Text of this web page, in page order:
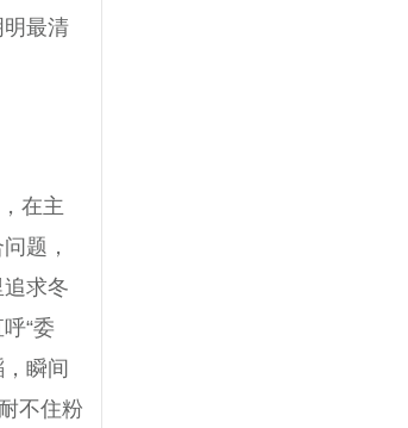
最清
在主
题，
求冬
“委
瞬间
不住粉